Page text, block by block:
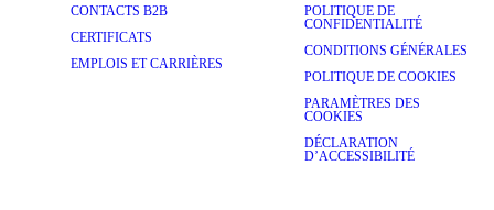
CONTACTS B2B
CERTIFICATS
EMPLOIS ET CARRIÈRES
POLITIQUE DE
CONFIDENTIALITÉ
CONDITIONS GÉNÉRALES
POLITIQUE DE COOKIES
PARAMÈTRES DES
COOKIES
DÉCLARATION
D’ACCESSIBILITÉ